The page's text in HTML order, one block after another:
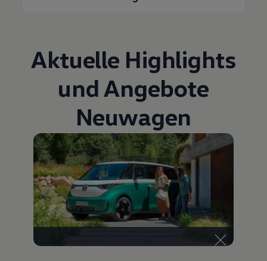
Aktuelle Highlights
und Angebote
Neuwagen